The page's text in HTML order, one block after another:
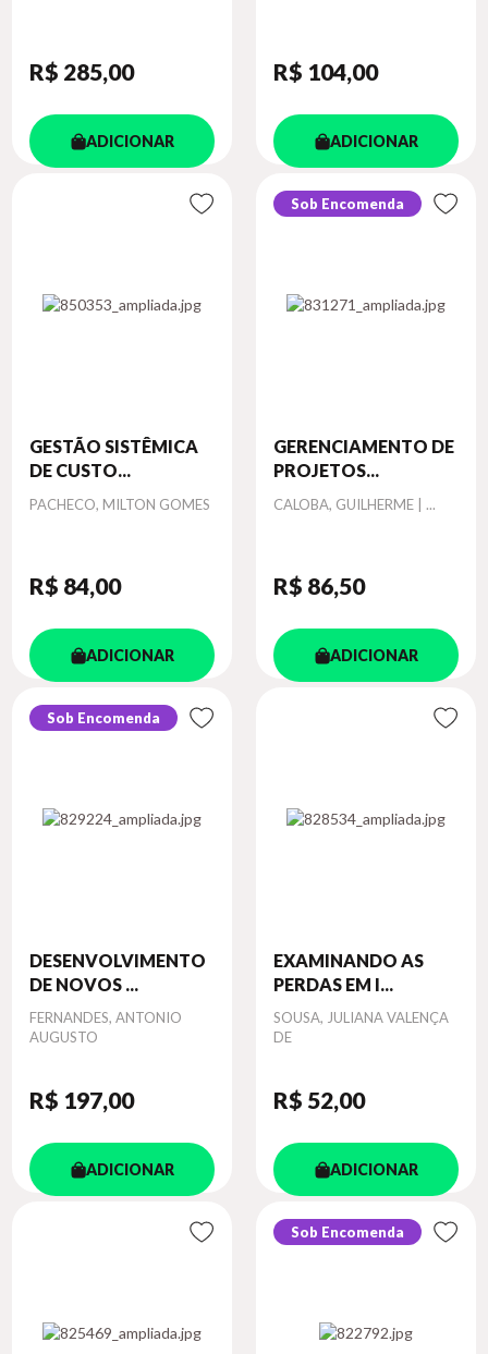
R$ 285,00
ADICIONAR
R$ 104,00
ADICIONAR
GESTÃO SISTÊMICA
DE CUSTO...
Autor
PACHECO, MILTON GOMES
R$ 84,00
ADICIONAR
Sob Encomenda
GERENCIAMENTO DE
PROJETOS...
Autor
CALOBA, GUILHERME | ...
R$ 86,50
ADICIONAR
Sob Encomenda
DESENVOLVIMENTO
DE NOVOS ...
Autor
FERNANDES, ANTONIO
AUGUSTO
R$ 197,00
ADICIONAR
EXAMINANDO AS
PERDAS EM I...
Autor
SOUSA, JULIANA VALENÇA
DE
R$ 52,00
ADICIONAR
Sob Encomenda